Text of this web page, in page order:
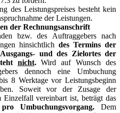
des Leistungspreises besteht kein
der Leistungen.
der Rechnungsanschrift
bzw. des Auftraggebers nach
hinsichtlich des Termins der
und des Zielortes der
nicht.Wird auf Wunsch des
dennoch eine Umbuchung
8 Werktage vor Leistungsbeginn
Soweit vor der Zusage der
vereinbart ist, beträgt das
Umbuchungsvorgang.Dem